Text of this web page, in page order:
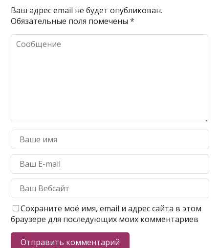
Ваш адрес email не будет опубликован.
Обязательные поля помечены*
Сохраните моё имя, email и адрес сайта в этом
браузере для последующих моих комментариев